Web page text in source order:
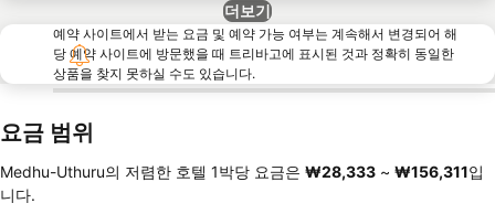
더보기
예약 사이트에서 받는 요금 및 예약 가능 여부는 계속해서 변경되어 해
당 예약 사이트에 방문했을 때 트리바고에 표시된 것과 정확히 동일한
상품을 찾지 못하실 수도 있습니다.
요금 범위
Medhu-Uthuru의 저렴한 호텔 1박당 요금은 ‎₩28,333 ~ ‎₩156,311입
니다.